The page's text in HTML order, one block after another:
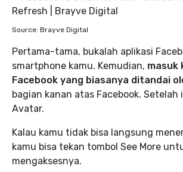
Source: Brayve Digital
Pertama-tama, bukalah aplikasi
smartphone kamu. Kemudian, masuk
Facebook yang biasanya ditandai
bagian kanan atas Facebook. Setelah
Avatar.
Kalau kamu tidak bisa langsung
kamu bisa tekan tombol See More
mengaksesnya.